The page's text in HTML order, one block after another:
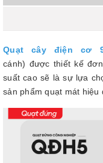
Quạt cây điện cơ
cánh) được thiết kế
suất cao sẽ là sự lựa
sản phẩm quạt mát hiệu